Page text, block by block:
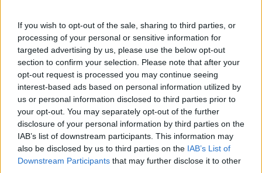
If you wish to opt-out of the sale, sharing to third parties, or
processing of your personal or sensitive information for
targeted advertising by us, please use the below opt-out
section to confirm your selection. Please note that after your
opt-out request is processed you may continue seeing
interest-based ads based on personal information utilized by
us or personal information disclosed to third parties prior to
your opt-out. You may separately opt-out of the further
disclosure of your personal information by third parties on the
IAB’s list of downstream participants. This information may
also be disclosed by us to third parties on the IAB’s List of
Downstream Participants that may further disclose it to other